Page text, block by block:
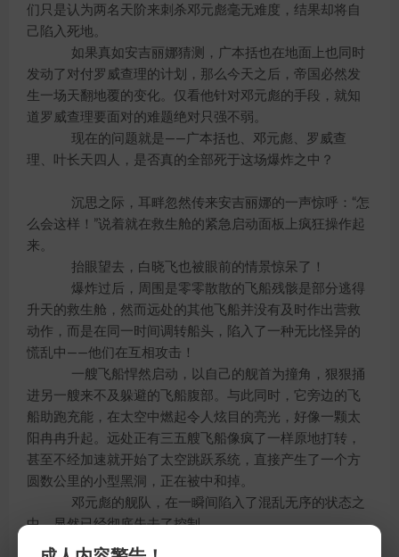
们只是认为两名天阶来刺杀邓元彪毫无难度，结果却将自
己陷入死地。
如果真如安吉丽娜猜测，广本括也在地面上也同时
发动了对付罗威查理的计划，那么今天之后，帝国必然发
生一场天翻地覆的变化。仅看他针对邓元彪的手段，就知
道罗威查理要面对的难题绝对只强不弱。
现在的问题就是——广本括也、邓元彪、罗威查
理、叶长天四人，是否真的全部死于这场爆炸之中？
沉思之际，耳畔忽然传来安吉丽娜的一声惊呼：“怎
么会这样！”说着就在救生舱的紧急启动面板上疯狂操作起
来。
抬眼望去，白晓飞也被眼前的情景惊呆了！
爆炸过后，周围是零零散散的飞船残骸是部分逃得
升天的救生舱，然而远处的其他飞船并没有及时作出营救
动作，而是在同一时间调转船头，陷入了一种无比怪异的
慌乱中——他们在互相攻击！
一艘飞船悍然启动，以自己的舰首为撞角，狠狠捅
进另一艘来不及躲避的飞船腹部。与此同时，它旁边的飞
船助跑充能，在太空中燃起令人炫目的亮光，好像一颗太
阳冉冉升起。远处正有三五艘飞船像疯了一样原地打转，
甚至不经加速就开始了太空跳跃系统，直接产生了一个方
圆数公里的小型黑洞，正在被中和掉。
邓元彪的舰队，在一瞬间陷入了混乱无序的状态之
中，显然已经彻底失去了控制。
艾佛璐茜瞪大眼睛，不可思议地叫道：“怎么回事？